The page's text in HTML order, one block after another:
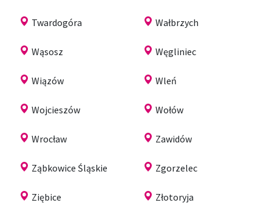
Twardogóra Wałbrzych
Wąsosz Węgliniec
Wiązów Wleń
Wojcieszów Wołów
Wrocław Zawidów
Ząbkowice Śląskie Zgorzelec
Ziębice Złotoryja